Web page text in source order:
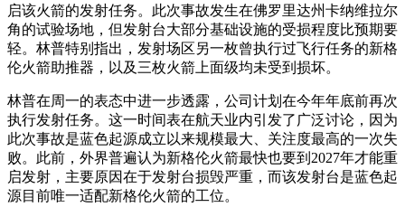
启该火箭的发射任务。此次事故发生在佛罗里达州卡纳维拉尔
角的试验场地，但发射台大部分基础设施的受损程度比预期要
轻。林普特别指出，发射场区另一枚曾执行过飞行任务的新格
伦火箭助推器，以及三枚火箭上面级均未受到损坏。
林普在周一的表态中进一步透露，公司计划在今年年底前再次
执行发射任务。这一时间表在航天业内引发了广泛讨论，因为
此次事故是蓝色起源成立以来规模最大、关注度最高的一次失
败。此前，外界普遍认为新格伦火箭最快也要到2027年才能重
启发射，主要原因在于发射台损毁严重，而该发射台是蓝色起
源目前唯一适配新格伦火箭的工位。